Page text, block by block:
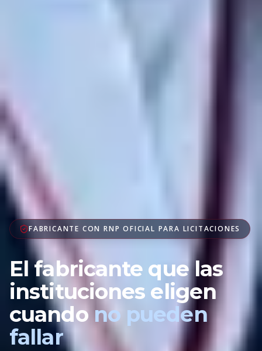
FABRICANTE CON RNP OFICIAL PARA LICITACIONES
El fabricante que las
instituciones eligen
cuando no pueden
fallar